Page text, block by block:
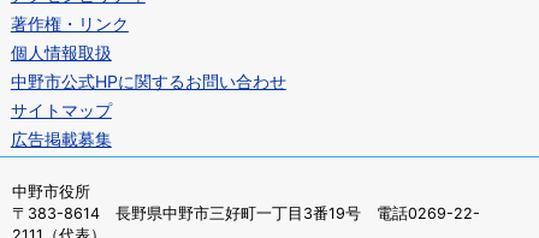
著作権・リンク
個人情報取扱
中野市公式HPに関するお問い合わせ
サイトマップ
広告掲載募集
中野市役所
〒383-8614 長野県中野市三好町一丁目3番19号 電話0269-22-